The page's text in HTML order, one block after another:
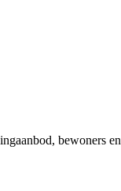
bewoners